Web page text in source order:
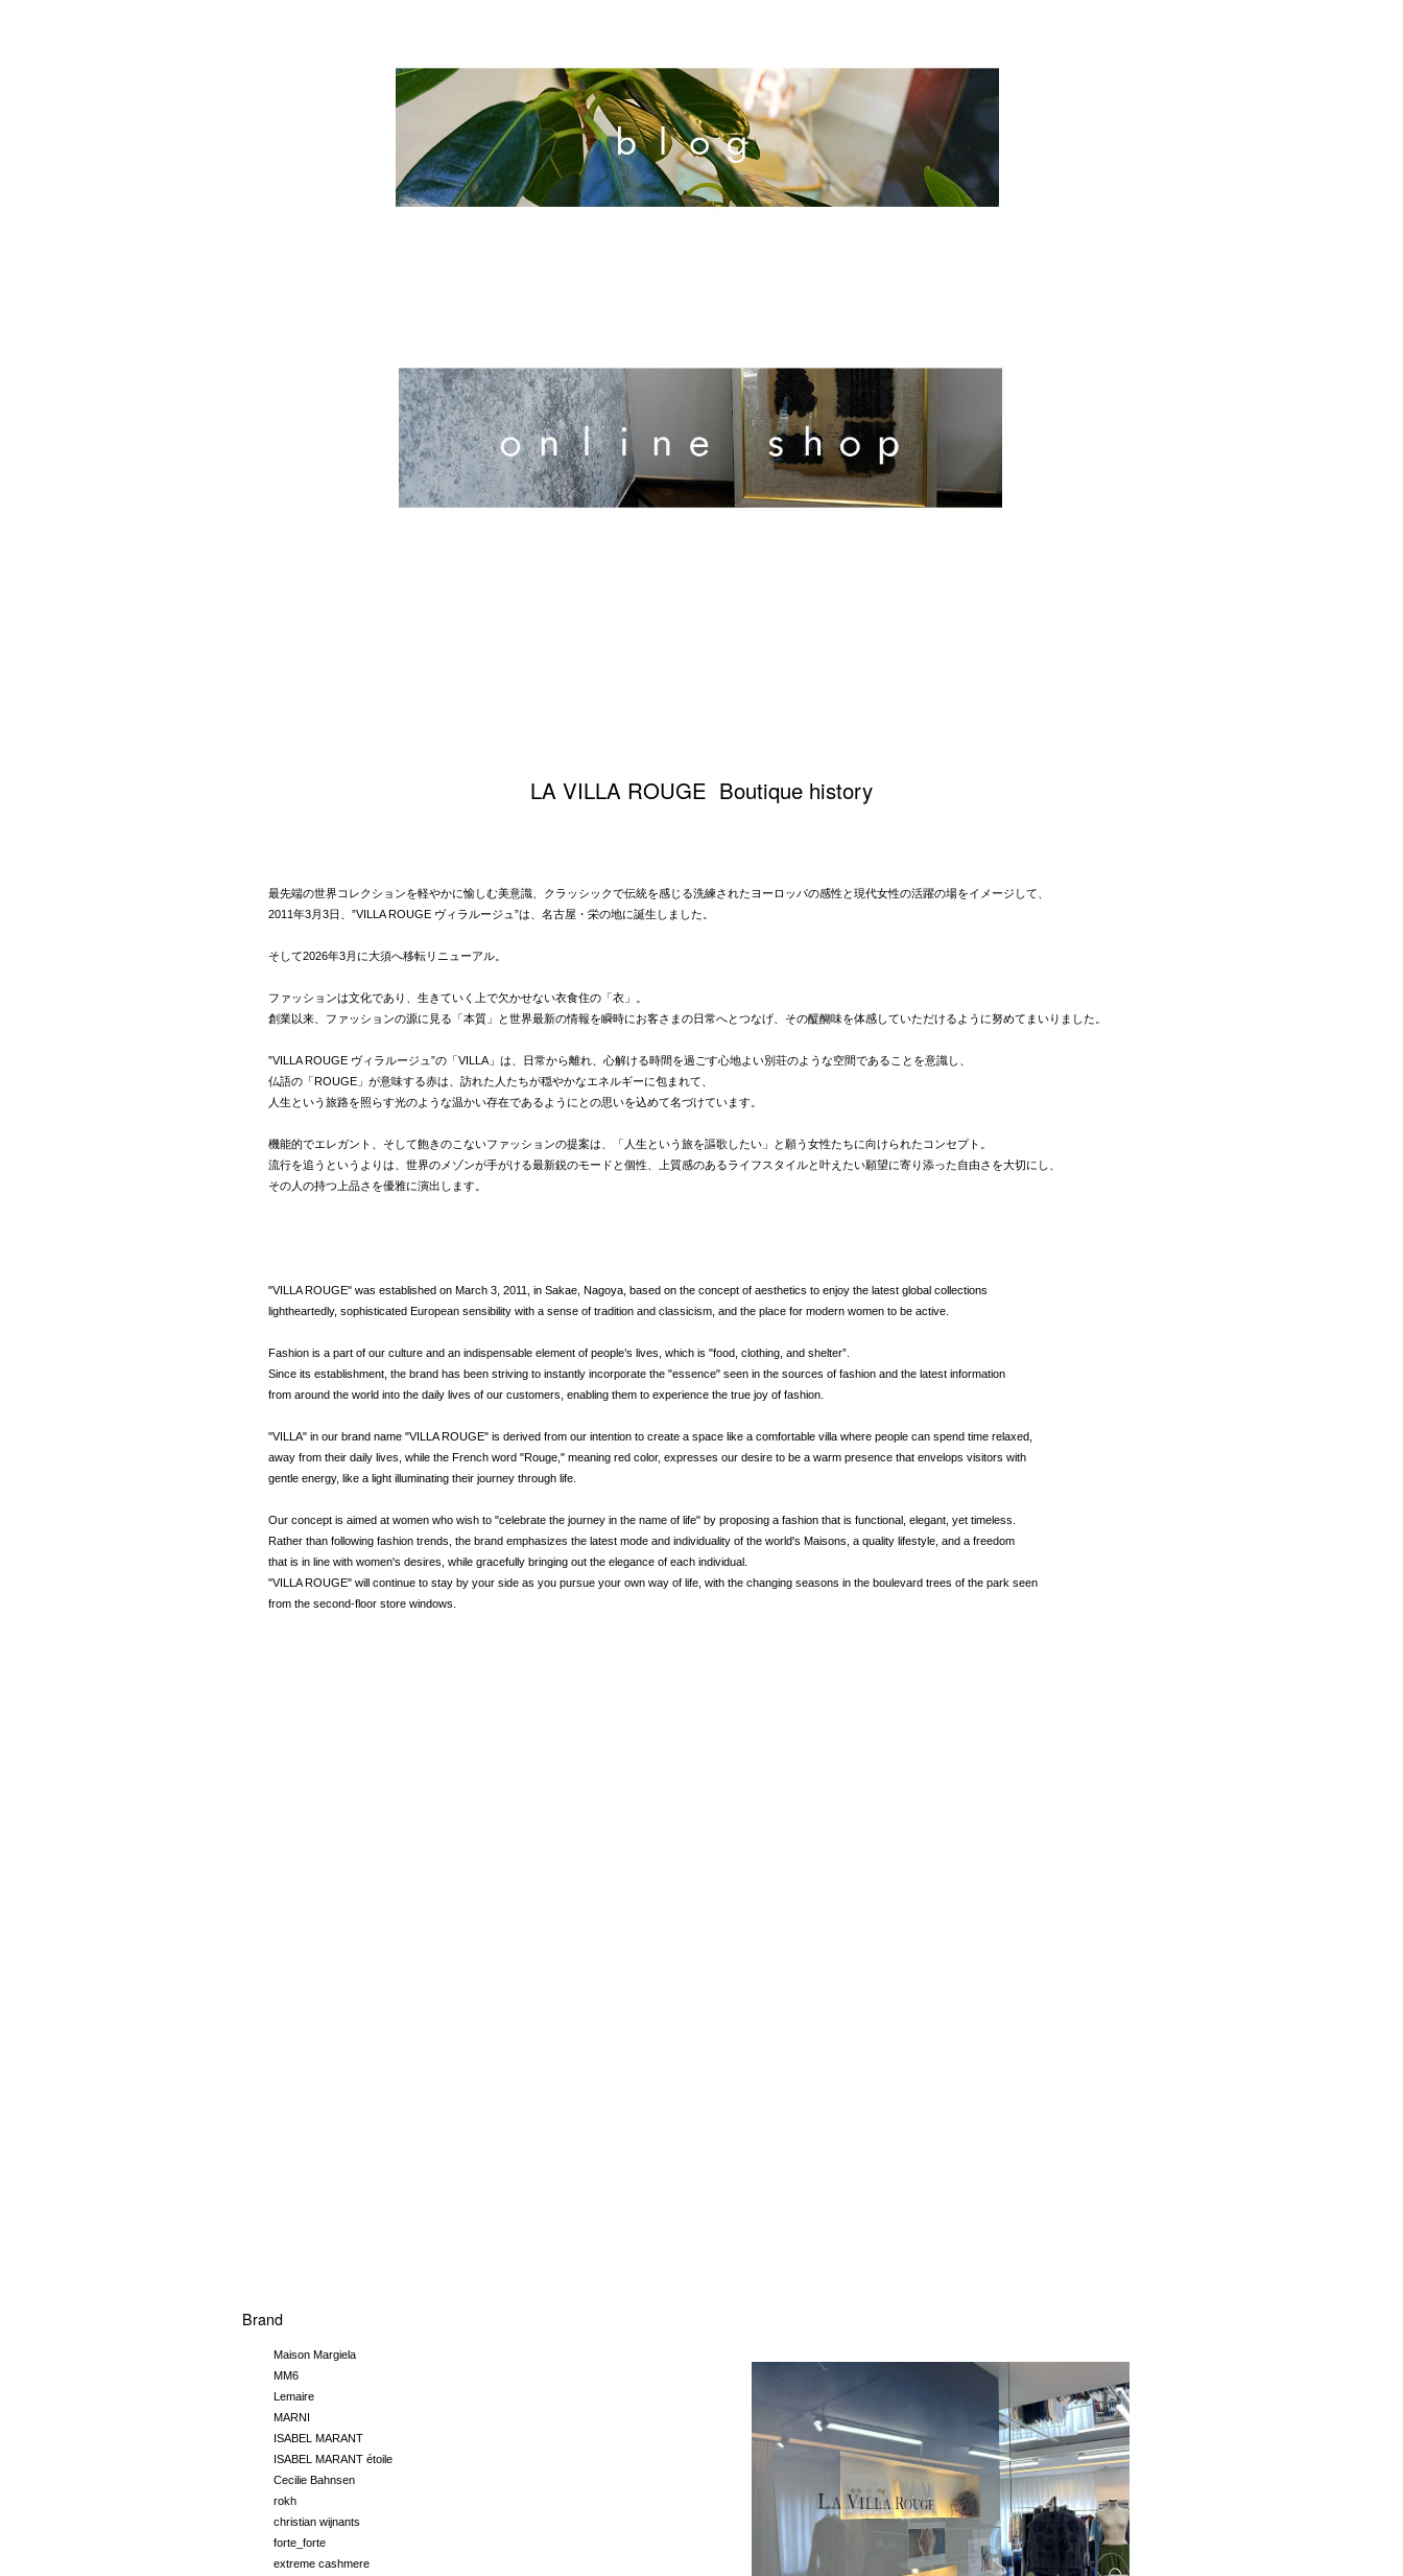
LA VILLA ROUGE Boutique history
最先端の世界コレクションを軽やかに愉しむ美意識、クラッシックで伝統を感じる洗練されたヨーロッパの感性と現代女性の活躍の場をイメージして、
2011年3月3日、”VILLA ROUGE ヴィラルージュ”は、名古屋・栄の地に誕生しました。
そして2026年3月に大須へ移転リニューアル。
ファッションは文化であり、生きていく上で欠かせない衣食住の「衣」。
創業以来、ファッションの源に見る「本質」と世界最新の情報を瞬時にお客さまの日常へとつなげ、その醍醐味を体感していただけるように努めてまいりました。
”VILLA ROUGE ヴィラルージュ”の「VILLA」は、日常から離れ、心解ける時間を過ごす心地よい別荘のような空間であることを意識し、
仏語の「ROUGE」が意味する赤は、訪れた人たちが穏やかなエネルギーに包まれて、
人生という旅路を照らす光のような温かい存在であるようにとの思いを込めて名づけています。
機能的でエレガント、そして飽きのこないファッションの提案は、「人生という旅を謳歌したい」と願う女性たちに向けられたコンセプト。
流行を追うというよりは、世界のメゾンが手がける最新鋭のモードと個性、上質感のあるライフスタイルと叶えたい願望に寄り添った自由さを大切にし、
その人の持つ上品さを優雅に演出します。
"VILLA ROUGE" was established on March 3, 2011, in Sakae, Nagoya, based on the concept of aesthetics to enjoy the latest global collections
lightheartedly, sophisticated European sensibility with a sense of tradition and classicism, and the place for modern women to be active.
Fashion is a part of our culture and an indispensable element of people’s lives, which is "food, clothing, and shelter”.
Since its establishment, the brand has been striving to instantly incorporate the "essence" seen in the sources of fashion and the latest information
from around the world into the daily lives of our customers, enabling them to experience the true joy of fashion.
"VILLA" in our brand name "VILLA ROUGE" is derived from our intention to create a space like a comfortable villa where people can spend time relaxed,
away from their daily lives, while the French word "Rouge," meaning red color, expresses our desire to be a warm presence that envelops visitors with
gentle energy, like a light illuminating their journey through life.
Our concept is aimed at women who wish to "celebrate the journey in the name of life" by proposing a fashion that is functional, elegant, yet timeless.
Rather than following fashion trends, the brand emphasizes the latest mode and individuality of the world's Maisons, a quality lifestyle, and a freedom
that is in line with women's desires, while gracefully bringing out the elegance of each individual.
"VILLA ROUGE" will continue to stay by your side as you pursue your own way of life, with the changing seasons in the boulevard trees of the park seen
from the second-floor store windows.
Brand
Maison Margiela
MM6
Lemaire
MARNI
ISABEL MARANT
ISABEL MARANT étoile
Cecilie Bahnsen
rokh
christian wijnants
forte_forte
extreme cashmere